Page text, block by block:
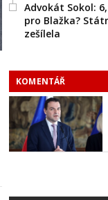
Advokát Sokol:
pro Blažka?
zešílela
KOMENTÁŘ